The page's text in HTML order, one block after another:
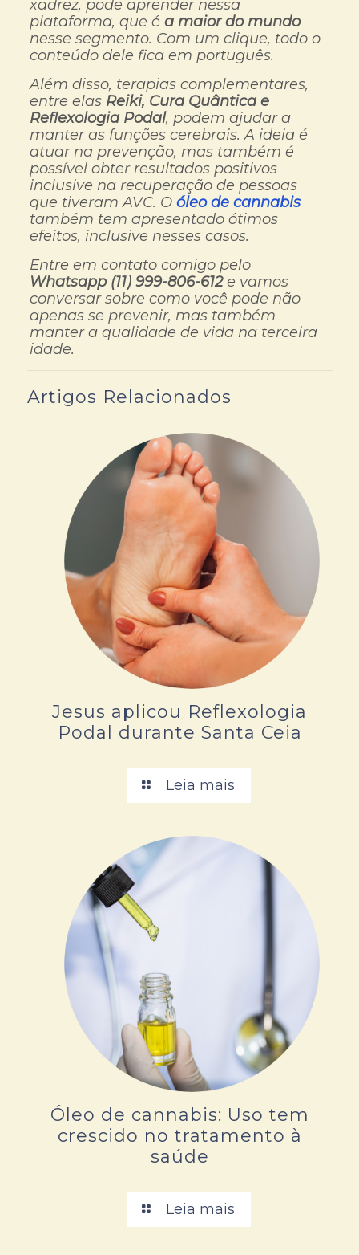
xadrez, pode aprender nessa
plataforma, que éa maior do mundo
nesse segmento. Com um clique, todo o
conteúdo dele fica em português.
Além disso, terapias complementares,
entre elas Reiki, Cura Quântica e
Reflexologia Podal, podem ajudar a
manter as funções cerebrais. A ideia é
atuar na prevenção, mas também é
possível obter resultados positivos
inclusive na recuperação de pessoas
que tiveram AVC. Oóleo de cannabis
também tem apresentado ótimos
efeitos, inclusive nesses casos.
Entre em contato comigo pelo
Whatsapp (11) 999-806-612e vamos
conversar sobre como você pode não
apenas se prevenir, mas também
manter a qualidade de vida na terceira
idade.
Artigos Relacionados
Jesus aplicou Reflexologia
Podal durante Santa Ceia
Leia mais
Óleo de cannabis: Uso tem
crescido no tratamento à
saúde
Leia mais